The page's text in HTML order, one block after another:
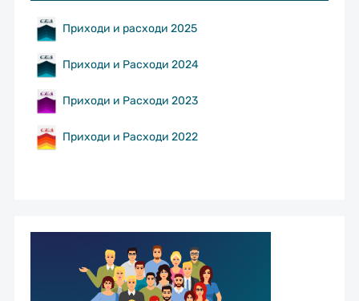
Приходи и расходи 2025
Приходи и Расходи 2024
Приходи и Расходи 2023
Приходи и Расходи 2022